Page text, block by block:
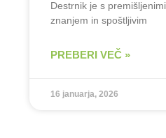
Destrnik je s
znanjem in spoštljivim
PREBERI VEČ »
16 januarja, 2026